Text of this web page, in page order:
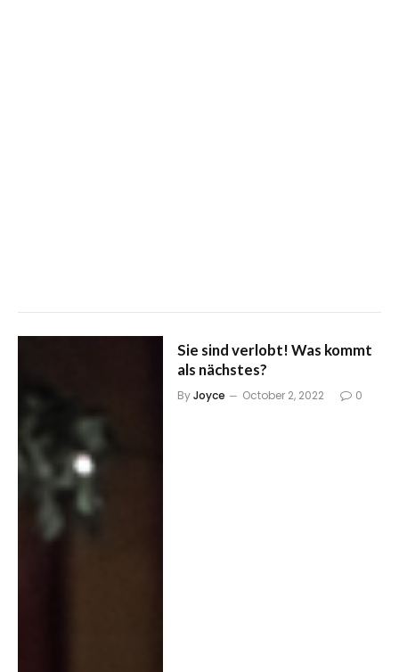
Sie sind verlobt! Was kommt
als nächstes?
ByJoyce October 2, 2022 0